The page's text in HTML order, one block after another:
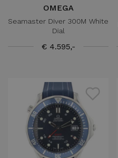
OMEGA
Seamaster Diver 300M White
Dial
€ 4.595,-